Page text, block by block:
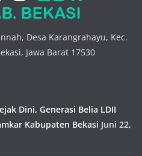
Desa Karangrahayu, Kec.
Jawa Barat 17530
Dini, Generasi Belia LDII
Kabupaten Bekasi Juni 22,